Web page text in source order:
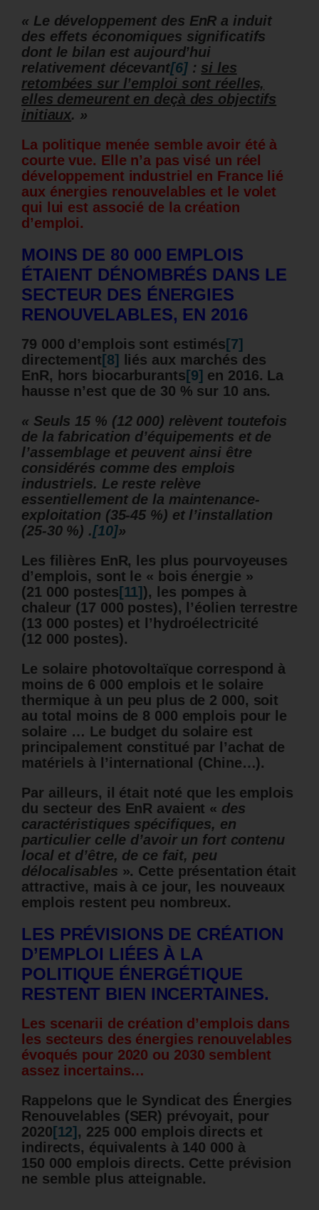
« Le développement des EnR a induit
des effets économiques significatifs
dont le bilan est aujourd’hui
relativement décevant[6]: si les
retombées sur l’emploi sont réelles,
elles demeurent en deçà des objectifs
initiaux. »
La politique menée semble avoir été à
courte vue. Elle n’a pas visé un réel
développement industriel en France lié
aux énergies renouvelables et le volet
qui lui est associé de la création
d’emploi.
MOINS DE 80 000 EMPLOIS
ÉTAIENT DÉNOMBRÉS DANS LE
SECTEUR DES ÉNERGIES
RENOUVELABLES, EN 2016
79 000 d’emplois sont estimés [7]
directement [8]
liés aux marchés des
EnR, hors biocarburants [9] en 2016. La
hausse n’est que de 30 % sur 10 ans.
« Seuls 15 % (12 000) relèvent toutefois
de la fabrication d’équipements et de
l’assemblage et peuvent ainsi être
considérés comme des emplois
industriels. Le reste relève
essentiellement de la maintenance-
exploitation (35-45 %) et l’installation
(25-30 %) .[10]»
Les filières EnR, les plus pourvoyeuses
d’emplois, sont le « bois énergie »
(21 000 postes [11]), les pompes à
chaleur (17 000 postes), l’éolien terrestre
(13 000 postes) et l’hydroélectricité
(12 000 postes).
Le solaire photovoltaïque correspond à
moins de 6 000 emplois et le solaire
thermique à un peu plus de 2 000, soit
au total moins de 8 000 emplois pour le
solaire … Le budget du solaire est
principalement constitué par l’achat de
matériels à l’international (Chine…).
Par ailleurs, il était noté que les emplois
du secteur des EnR avaient « des
caractéristiques spécifiques, en
particulier celle d’avoir un fort contenu
local et d’être, de ce fait, peu
délocalisables ». Cette présentation était
attractive, mais à ce jour, les nouveaux
emplois restent peu nombreux.
LES PRÉVISIONS DE CRÉATION
D’EMPLOI LIÉES À LA
POLITIQUE ÉNERGÉTIQUE
RESTENT BIEN INCERTAINES.
Les scenarii de création d’emplois dans
les secteurs des énergies renouvelables
évoqués pour 2020 ou 2030 semblent
assez incertains…
Rappelons que le Syndicat des Énergies
Renouvelables (SER) prévoyait, pour
2020 [12] , 225 000 emplois directs et
indirects, équivalents à 140 000 à
150 000 emplois directs. Cette prévision
ne semble plus atteignable.